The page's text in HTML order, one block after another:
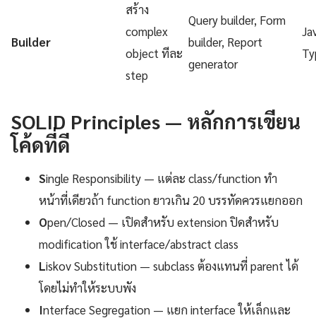
Builder
สร้าง
complex
object ทีละ
step
Query builder, Form
builder, Report
generator
SOLID Principles — หลักการเขียน
โค้ดที่ดี
Single Responsibility — แต่ละ class/function ทำ
หน้าที่เดียวถ้า function ยาวเกิน 20 บรรทัดควรแยกออก
Open/Closed — เปิดสำหรับ extension ปิดสำหรับ
modification ใช้ interface/abstract class
Liskov Substitution — subclass ต้องแทนที่ parent ได้
โดยไม่ทำให้ระบบพัง
Interface Segregation — แยก interface ให้เล็กและ